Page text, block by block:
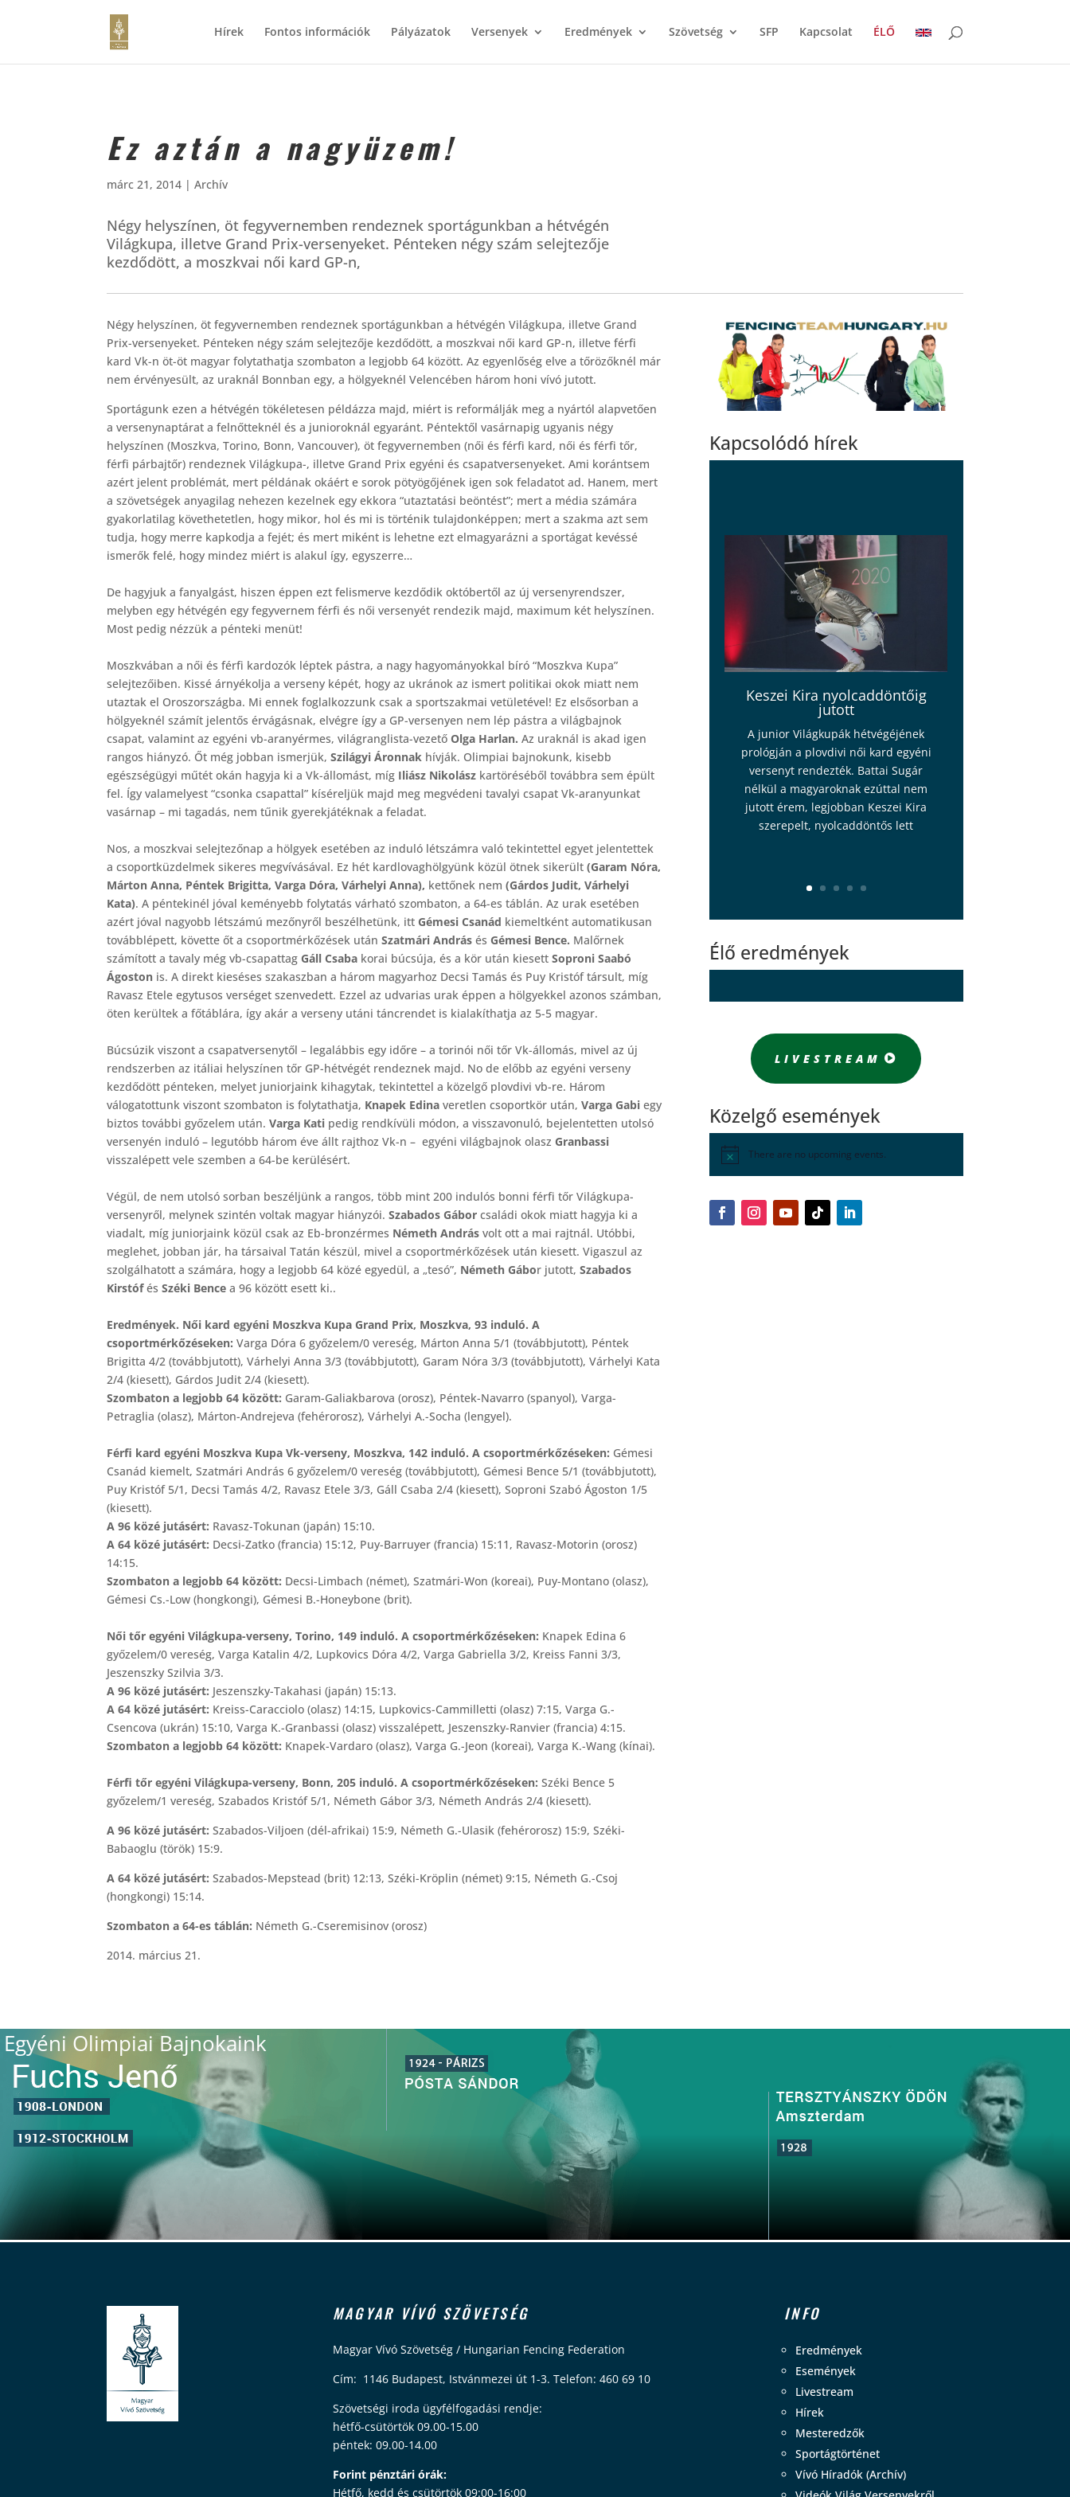
Hírek Fontos információk Pályázatok Versenyek Eredmények Szövetség SFP Kapcsolat ÉLŐ
Ez aztán a nagyüzem!
márc 21, 2014 |Archív
Négy helyszínen, öt fegyvernemben rendeznek sportágunkban a hétvégén
Világkupa, illetve Grand Prix-versenyeket. Pénteken négy szám selejtezője
kezdődött, a moszkvai női kard GP-n,
Négy helyszínen, öt fegyvernemben rendeznek sportágunkban a hétvégén Világkupa, illetve Grand
Prix-versenyeket. Pénteken négy szám selejtezője kezdődött, a moszkvai női kard GP-n, illetve férfi
kard Vk-n öt-öt magyar folytathatja szombaton a legjobb 64 között. Az egyenlőség elve a tőrözőknél már
nem érvényesült, az uraknál Bonnban egy, a hölgyeknél Velencében három honi vívó jutott.
Sportágunk ezen a hétvégén tökéletesen példázza majd, miért is reformálják meg a nyártól alapvetően
a versenynaptárat a felnőtteknél és a junioroknál egyaránt. Péntektől vasárnapig ugyanis négy
helyszínen (Moszkva, Torino, Bonn, Vancouver), öt fegyvernemben (női és férfi kard, női és férfi tőr,
férfi párbajtőr) rendeznek Világkupa-, illetve Grand Prix egyéni és csapatversenyeket. Ami korántsem
azért jelent problémát, mert példának okáért e sorok pötyögőjének igen sok feladatot ad. Hanem, mert
a szövetségek anyagilag nehezen kezelnek egy ekkora “utaztatási beöntést”; mert a média számára
gyakorlatilag követhetetlen, hogy mikor, hol és mi is történik tulajdonképpen; mert a szakma azt sem
tudja, hogy merre kapkodja a fejét; és mert miként is lehetne ezt elmagyarázni a sportágat kevéssé
ismerők felé, hogy mindez miért is alakul így, egyszerre…
De hagyjuk a fanyalgást, hiszen éppen ezt felismerve kezdődik októbertől az új versenyrendszer,
melyben egy hétvégén egy fegyvernem férfi és női versenyét rendezik majd, maximum két helyszínen.
Most pedig nézzük a pénteki menüt!
Moszkvában a női és férfi kardozók léptek pástra, a nagy hagyományokkal bíró “Moszkva Kupa”
selejtezőiben. Kissé árnyékolja a verseny képét, hogy az ukránok az ismert politikai okok miatt nem
utaztak el Oroszországba. Mi ennek foglalkozzunk csak a sportszakmai vetületével! Ez elsősorban a
hölgyeknél számít jelentős érvágásnak, elvégre így a GP-versenyen nem lép pástra a világbajnok
csapat, valamint az egyéni vb-aranyérmes, világranglista-vezetőOlga Harlan. Az uraknál is akad igen
rangos hiányzó. Őt még jobban ismerjük,Szilágyi Áronnak hívják. Olimpiai bajnokunk, kisebb
egészségügyi műtét okán hagyja ki a Vk-állomást, míg Iliász Nikolász kartöréséből továbbra sem épült
fel. Így valamelyest “csonka csapattal” kíséreljük majd meg megvédeni tavalyi csapat Vk-aranyunkat
vasárnap – mi tagadás, nem tűnik gyerekjátéknak a feladat.
Nos, a moszkvai selejtezőnap a hölgyek esetében az induló létszámra való tekintettel egyet jelentettek
a csoportküzdelmek sikeres megvívásával. Ez hét kardlovaghölgyünk közül ötnek sikerült(Garam Nóra,
Márton Anna, Péntek Brigitta, Varga Dóra, Várhelyi Anna), kettőnek nem(Gárdos Judit, Várhelyi
Kata). A péntekinél jóval keményebb folytatás várható szombaton, a 64-es táblán. Az urak esetében
azért jóval nagyobb létszámú mezőnyről beszélhetünk, itt Gémesi Csanád kiemeltként automatikusan
továbblépett, követte őt a csoportmérkőzések utánSzatmári András és Gémesi Bence. Malőrnek
számított a tavaly még vb-csapattag Gáll Csaba korai búcsúja, és a kör után kiesettSoproni Saabó
Ágoston is. A direkt kieséses szakaszban a három magyarhoz Decsi Tamás és Puy Kristóf társult, míg
Ravasz Etele egytusos verséget szenvedett. Ezzel az udvarias urak éppen a hölgyekkel azonos számban,
öten kerültek a főtáblára, így akár a verseny utáni táncrendet is kialakíthatja az 5-5 magyar.
Búcsúzik viszont a csapatversenytől – legalábbis egy időre – a torinói női tőr Vk-állomás, mivel az új
rendszerben az itáliai helyszínen tőr GP-hétvégét rendeznek majd. No de előbb az egyéni verseny
kezdődött pénteken, melyet juniorjaink kihagytak, tekintettel a közelgő plovdivi vb-re. Három
válogatottunk viszont szombaton is folytathatja, Knapek Edina veretlen csoportkör után,Varga Gabi egy
biztos további győzelem után.Varga Kati pedig rendkívüli módon, a visszavonuló, bejelentetten utolsó
versenyén induló – legutóbb három éve állt rajthoz Vk-n – egyéni világbajnok olasz Granbassi
visszalépett vele szemben a 64-be kerülésért.
Végül, de nem utolsó sorban beszéljünk a rangos, több mint 200 indulós bonni férfi tőr Világkupa-
versenyről, melynek szintén voltak magyar hiányzói.Szabados Gábor családi okok miatt hagyja ki a
viadalt, míg juniorjaink közül csak az Eb-bronzérmes Németh András volt ott a mai rajtnál. Utóbbi,
meglehet, jobban jár, ha társaival Tatán készül, mivel a csoportmérkőzések után kiesett. Vigaszul az
szolgálhatott a számára, hogy a legjobb 64 közé egyedül, a „tesó”, Németh Gábor jutott, Szabados
KirstófésSzéki Bence a 96 között esett ki..
Eredmények. Női kard egyéni Moszkva Kupa Grand Prix, Moszkva, 93 induló. A
csoportmérkőzéseken: Varga Dóra 6 győzelem/0 vereség, Márton Anna 5/1 (továbbjutott), Péntek
Brigitta 4/2 (továbbjutott), Várhelyi Anna 3/3 (továbbjutott), Garam Nóra 3/3 (továbbjutott), Várhelyi Kata
2/4 (kiesett), Gárdos Judit 2/4 (kiesett).
Szombaton a legjobb 64 között: Garam-Galiakbarova (orosz), Péntek-Navarro (spanyol), Varga-
Petraglia (olasz), Márton-Andrejeva (fehérorosz), Várhelyi A.-Socha (lengyel).
Férfi kard egyéni Moszkva Kupa Vk-verseny, Moszkva, 142 induló. A csoportmérkőzéseken: Gémesi
Csanád kiemelt, Szatmári András 6 győzelem/0 vereség (továbbjutott), Gémesi Bence 5/1 (továbbjutott),
Puy Kristóf 5/1, Decsi Tamás 4/2, Ravasz Etele 3/3, Gáll Csaba 2/4 (kiesett), Soproni Szabó Ágoston 1/5
(kiesett).
A 96 közé jutásért: Ravasz-Tokunan (japán) 15:10.
A 64 közé jutásért: Decsi-Zatko (francia) 15:12, Puy-Barruyer (francia) 15:11, Ravasz-Motorin (orosz)
14:15.
Szombaton a legjobb 64 között: Decsi-Limbach (német), Szatmári-Won (koreai), Puy-Montano (olasz),
Gémesi Cs.-Low (hongkongi), Gémesi B.-Honeybone (brit).
Női tőr egyéni Világkupa-verseny, Torino, 149 induló. A csoportmérkőzéseken: Knapek Edina 6
győzelem/0 vereség, Varga Katalin 4/2, Lupkovics Dóra 4/2, Varga Gabriella 3/2, Kreiss Fanni 3/3,
Jeszenszky Szilvia 3/3.
A 96 közé jutásért: Jeszenszky-Takahasi (japán) 15:13.
A 64 közé jutásért: Kreiss-Caracciolo (olasz) 14:15, Lupkovics-Cammilletti (olasz) 7:15, Varga G.-
Csencova (ukrán) 15:10, Varga K.-Granbassi (olasz) visszalépett, Jeszenszky-Ranvier (francia) 4:15.
Szombaton a legjobb 64 között: Knapek-Vardaro (olasz), Varga G.-Jeon (koreai), Varga K.-Wang (kínai).
Férfi tőr egyéni Világkupa-verseny, Bonn, 205 induló. A csoportmérkőzéseken: Széki Bence 5
győzelem/1 vereség, Szabados Kristóf 5/1, Németh Gábor 3/3, Németh András 2/4 (kiesett).
A 96 közé jutásért: Szabados-Viljoen (dél-afrikai) 15:9, Németh G.-Ulasik (fehérorosz) 15:9, Széki-
Babaoglu (török) 15:9.
A 64 közé jutásért: Szabados-Mepstead (brit) 12:13, Széki-Kröplin (német) 9:15, Németh G.-Csoj
(hongkongi) 15:14.
Szombaton a 64-es táblán: Németh G.-Cseremisinov (orosz)
2014. március 21.
Kapcsolódó hírek
Keszei Kira nyolcaddöntőig
jutott
A junior Világkupák hétvégéjének
prológján a plovdivi női kard egyéni
versenyt rendezték. Battai Sugár
nélkül a magyaroknak ezúttal nem
jutott érem, legjobban Keszei Kira
szerepelt, nyolcaddöntős lett
Élő eredmények
LIVESTREAM
Közelgő események
There are no upcoming events.
Egyéni Olimpiai Bajnokaink
MAGYAR VÍVÓ SZÖVETSÉG
Magyar Vívó Szövetség / Hungarian Fencing Federation
Cím: 1146 Budapest, Istvánmezei út 1-3. Telefon: 460 69 10
Szövetségi iroda ügyfélfogadási rendje:
hétfő-csütörtök 09.00-15.00
péntek: 09.00-14.00
Forint pénztári órák:
Hétfő, kedd és csütörtök 09:00-16:00
INFO
Eredmények
Események
Livestream
Hírek
Mesteredzők
Sportágtörténet
Vívó Híradók (Archív)